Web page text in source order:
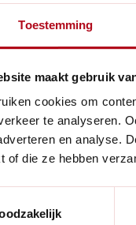
Toestemming
maakt gebruik
cookies om
te analyseren.
en analyse.
of die ze hebben
Met een
een capaciteit
geven zonder
broeskop,
afhankelijk
1,5 kg is deze
tuinieren.